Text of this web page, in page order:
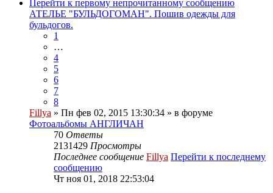
Перейти к первому непрочитанному сообщению
АТЕЛЬЕ "БУЛЬДОГОМАН". Пошив одежды для
бульдогов.
1
…
4
5
6
7
8
Fillya » Пн фев 02, 2015 13:30:34 » в форуме
Фотоальбомы АНГЛИЧАН
70 Ответы
2131429 Просмотры
Последнее сообщение Fillya Перейти к последнему
сообщению
Чт ноя 01, 2018 22:53:04